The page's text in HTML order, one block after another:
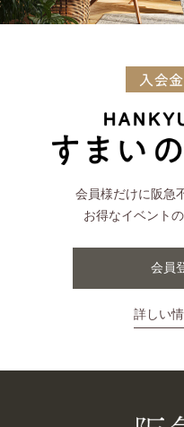
会員様だけに阪急
お得なイベント
会員
詳しい